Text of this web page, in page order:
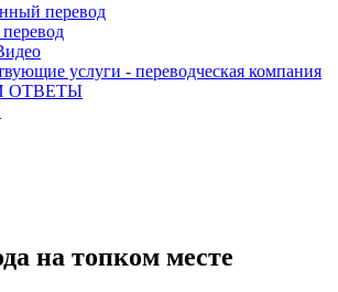
перевод
услуги - переводческая компания
ОТВЕТЫ
на топком месте